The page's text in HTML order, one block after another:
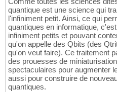
quantique est une science qui
l'infiniment petit. Ainsi, ce qui
quantiques en informatique,
infiniment petits et pouvant
qu'on appelle des Qbits (des
qu'on veut faire). Ce traitement
des prouesses de
spectaculaires pour augmenter
aussi pour construire de
quantiques.